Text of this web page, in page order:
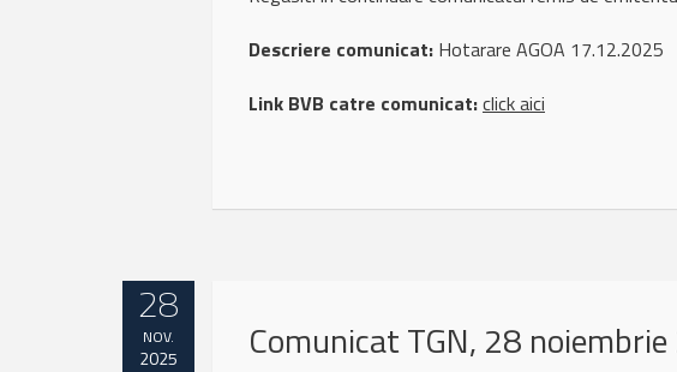
Descriere comunicat: Hotarare AGOA 17.12.2025
Link BVB catre comunicat:click aici
28
NOV.
2025 Comunicat TGN, 28